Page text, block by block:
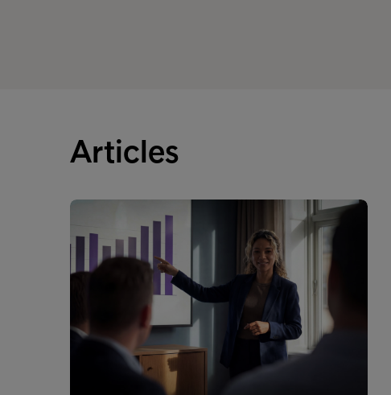
Articles